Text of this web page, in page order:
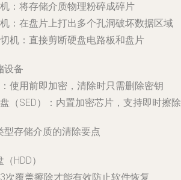
：将存储介质物理粉碎成碎片
：在盘片上打出多个孔洞破坏数据区域
机：直接剪断硬盘电路板和盘片
设备
使用前即加密，清除时只需删除密钥
（SED）：内置加密芯片，支持即时擦除
型存储介质的清除要点
HDD）
次覆盖擦除才能有效防止软件恢复